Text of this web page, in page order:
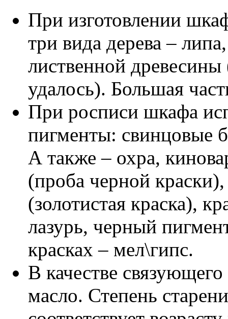
При изготовлении
три вида дерева –
лиственной древесины
удалось). Большая
При росписи шкафа
пигменты: свинцовые
А также – охра,
(проба черной
(золотистая краска),
лазурь, черный
красках – мел\гипс.
В качестве
масло. Степень